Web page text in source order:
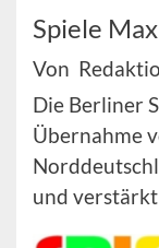
Spiele
Von
Die Berliner
Übernahme
und